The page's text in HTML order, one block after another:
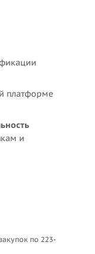
платформе
и
по 223-